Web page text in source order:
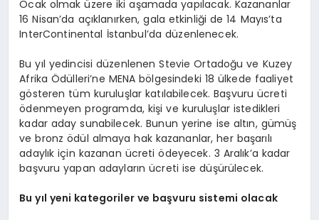
Ocak olmak üzere iki aşamada yapılacak. Kazananlar
16 Nisan’da açıklanırken, gala etkinliği de 14 Mayıs’ta
InterContinental İstanbul’da düzenlenecek.
Bu yıl yedincisi düzenlenen Stevie Ortadoğu ve Kuzey
Afrika Ödülleri’ne MENA bölgesindeki 18 ülkede faaliyet
gösteren tüm kuruluşlar katılabilecek. Başvuru ücreti
ödenmeyen programda, kişi ve kuruluşlar istedikleri
kadar aday sunabilecek. Bunun yerine ise altın, gümüş
ve bronz ödül almaya hak kazananlar, her başarılı
adaylık için kazanan ücreti ödeyecek. 3 Aralık’a kadar
başvuru yapan adayların ücreti ise düşürülecek.
Bu yıl yeni kategoriler ve başvuru sistemi olacak